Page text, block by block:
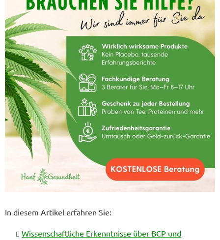
In diesem Artikel erfahren Sie:
Wissenschaftliche Erkenntnisse über BCP und